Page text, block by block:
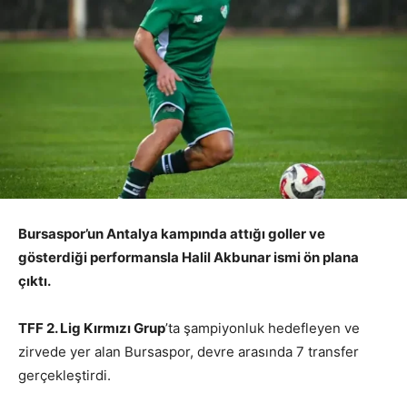
Bursaspor’un Antalya kampında attığı goller ve
gösterdiği performansla Halil Akbunar ismi ön plana
çıktı.
TFF 2. Lig Kırmızı Grup’ta şampiyonluk hedefleyen ve
zirvede yer alan Bursaspor, devre arasında 7 transfer
gerçekleştirdi.